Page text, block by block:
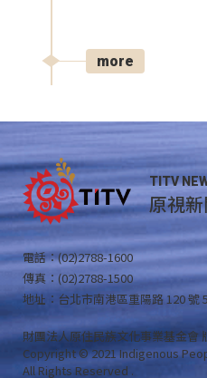
more
TITV
原視
電話：(02)2788-1600
傳真：(02)2788-1500
地址：台北市南港區重陽路 120 號
財團法人原住民族文化事業基金會
Copyright © 2021 Indigenous
All Rights Reserved .